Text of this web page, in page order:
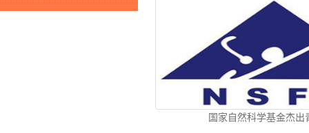
国家自然科学基金杰出